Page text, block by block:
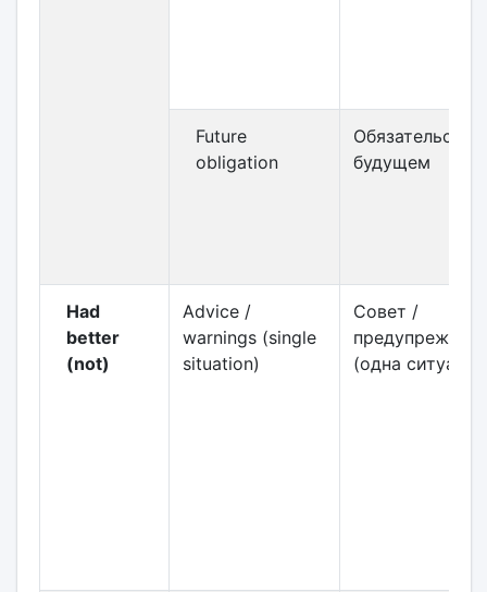
Future
obligation
Обязательство
будущем
Had
better
(not)
Advice /
warnings (single
situation)
Совет /
(одна